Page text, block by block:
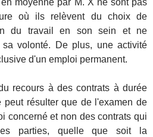
où ils relèvent du choix de
du travail en son sein et ne
volonté. De plus, une activité
d'un emploi permanent.
recours à des contrats à durée
peut résulter que de l'examen de
concerné et non des contrats qui
parties, quelle que soit la